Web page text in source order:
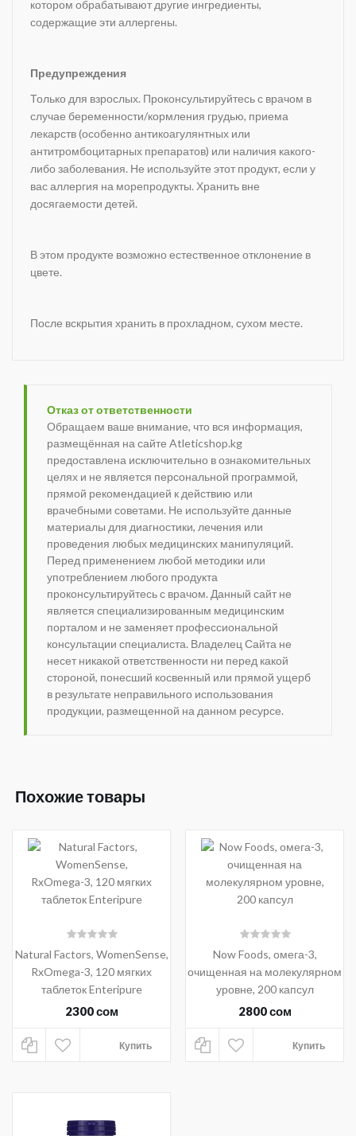
котором обрабатывают другие ингредиенты,
содержащие эти аллергены.
Предупреждения
Только для взрослых. Проконсультируйтесь с врачом в
случае беременности/кормления грудью, приема
лекарств (особенно антикоагулянтных или
антитромбоцитарных препаратов) или наличия какого-
либо заболевания. Не используйте этот продукт, если у
вас аллергия на морепродукты. Хранить вне
досягаемости детей.
В этом продукте возможно естественное отклонение в
цвете.
После вскрытия хранить в прохладном, сухом месте.
Отказ от ответственности
Обращаем ваше внимание, что вся информация,
размещённая на сайте Atleticshop.kg
предоставлена исключительно в ознакомительных
целях и не является персональной программой,
прямой рекомендацией к действию или
врачебными советами. Не используйте данные
материалы для диагностики, лечения или
проведения любых медицинских манипуляций.
Перед применением любой методики или
употреблением любого продукта
проконсультируйтесь с врачом. Данный сайт не
является специализированным медицинским
порталом и не заменяет профессиональной
консультации специалиста. Владелец Сайта не
несет никакой ответственности ни перед какой
стороной, понесший косвенный или прямой ущерб
в результате неправильного использования
продукции, размещенной на данном ресурсе.
Похожие товары
Natural Factors, WomenSense,
RxOmega-3, 120 мягких
таблеток Enteripure
2300 сом
Купить
Now Foods, омега-3,
очищенная на молекулярном
уровне, 200 капсул
2800 сом
Купить